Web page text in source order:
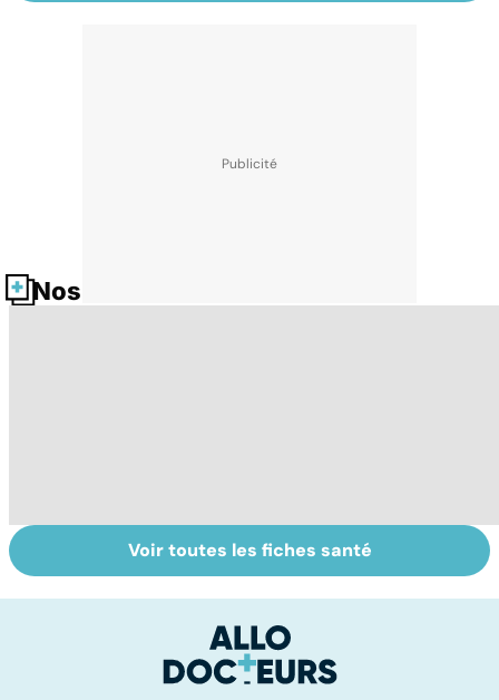
Nos fiches santé
La tuberculose
pulmonaire
Retrouver du
tonus grâce aux
Voir toutes les fiches santé